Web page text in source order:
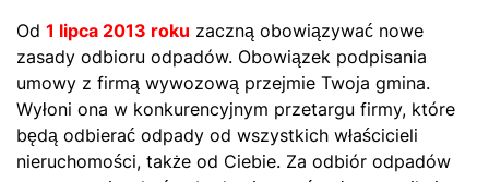
Od 1 lipca 2013 roku zaczną obowiązywać nowe
zasady odbioru odpadów. Obowiązek podpisania
umowy z firmą wywozową przejmie Twoja gmina.
Wyłoni ona w konkurencyjnym przetargu firmy, które
będą odbierać odpady od wszystkich właścicieli
nieruchomości, także od Ciebie. Za odbiór odpadów